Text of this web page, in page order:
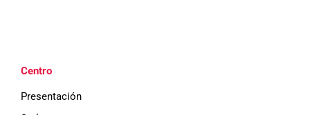
Centro
Presentación